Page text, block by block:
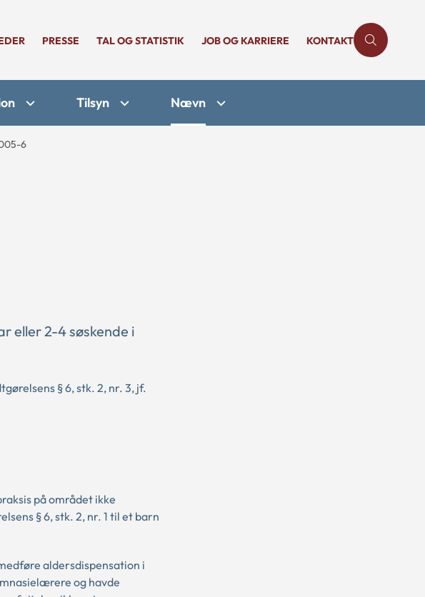
PRESSE TAL OG STATISTIK JOB OG KARRIERE KONTAKT
Tilsyn Nævn
6
eller 2-4 søskende i
§ 6, stk. 2, nr. 3, jf.
på området ikke
§ 6, stk. 2, nr. 1 til et barn
aldersdispensation i
og havde